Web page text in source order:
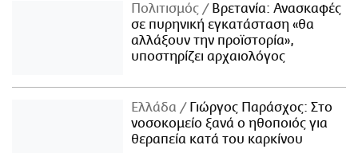
Πολιτισμός
Βρετανία: Ανασκαφές
σε πυρηνική εγκατάσταση «θα
αλλάξουν την προϊστορία»,
υποστηρίζει αρχαιολόγος
Ελλάδα
Γιώργος Παράσχος: Στο
νοσοκομείο ξανά ο ηθοποιός για
θεραπεία κατά του καρκίνου